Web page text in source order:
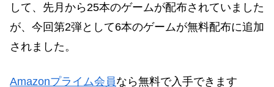
して、先月から25本のゲームが配布されていました
が、今回第2弾として6本のゲームが無料配布に追加
されました。
Amazonプライム会員なら無料で入手できます